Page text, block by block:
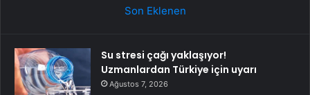
Son Eklenen
Su stresi çağı yaklaşıyor!
Uzmanlardan Türkiye için uyarı
Ağustos 7, 2026